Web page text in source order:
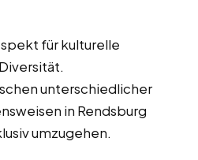
für kulturelle
unterschiedlicher
in Rendsburg
umzugehen.